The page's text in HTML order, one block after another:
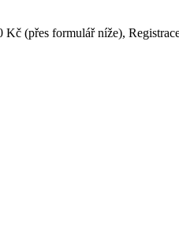
(přes formulář níže),